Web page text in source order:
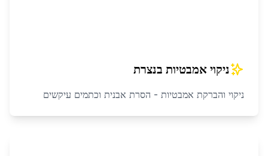
ניקוי אמבטיות בנצרת
ניקוי והברקת אמבטיות - הסרת אבנית וכתמים עיקשים